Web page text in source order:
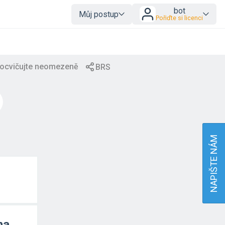
Můj postup bot
Pořiďte si licenci
NAPIŠTE NÁM